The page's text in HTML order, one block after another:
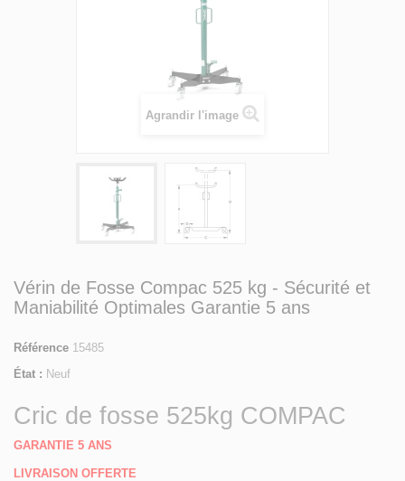
Agrandir l'image
Vérin de Fosse Compac 525 kg - Sécurité et
Maniabilité Optimales Garantie 5 ans
Référence 15485
État : Neuf
Cric de fosse 525kg COMPAC
GARANTIE 5 ANS
LIVRAISON OFFERTE